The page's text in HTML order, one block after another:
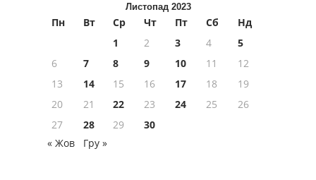
Листопад 2023
Пн Вт Ср Чт Пт Сб
Нд
1
2 3 4
5
6
7 8 9 10 11
12
13
14 15 16 17 18
19
20
21 22 23 24 25
26
27
28 29
30
« Жов
Гру »